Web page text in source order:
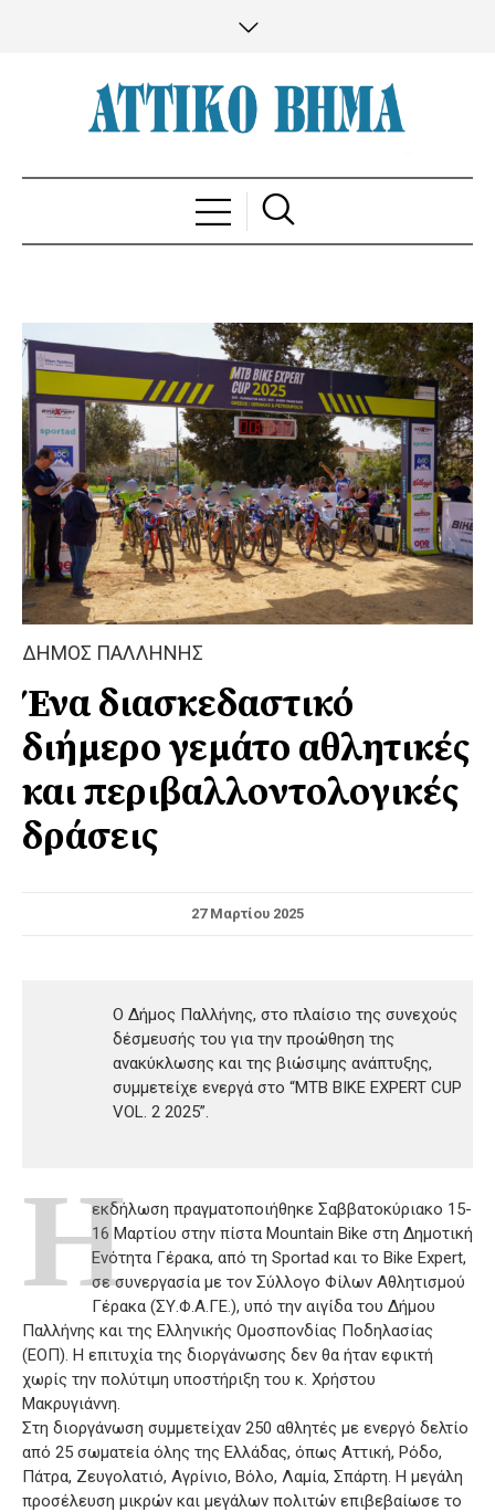
ΔΗΜΟΣ ΠΑΛΛΗΝΗΣ
Ένα διασκεδαστικό
διήμερο γεμάτο αθλητικές
και περιβαλλοντολογικές
δράσεις
27 Μαρτίου 2025
Ο Δήμος Παλλήνης, στο πλαίσιο της συνεχούς
δέσμευσής του για την προώθηση της
ανακύκλωσης και της βιώσιμης ανάπτυξης,
συμμετείχε ενεργά στο “MTB BIKE EXPERT CUP
VOL. 2 2025”.
Ηεκδήλωση πραγματοποιήθηκε Σαββατοκύριακο 15-
16 Μαρτίου στην πίστα Mountain Bike στη Δημοτική
Ενότητα Γέρακα, από τη Sportad και το Bike Expert,
σε συνεργασία με τον Σύλλογο Φίλων Αθλητισμού
Γέρακα (ΣΥ.Φ.Α.ΓΕ.), υπό την αιγίδα του Δήμου
Παλλήνης και της Ελληνικής Ομοσπονδίας Ποδηλασίας
(ΕΟΠ). Η επιτυχία της διοργάνωσης δεν θα ήταν εφικτή
χωρίς την πολύτιμη υποστήριξη του κ. Χρήστου
Μακρυγιάννη.
Στη διοργάνωση συμμετείχαν 250 αθλητές με ενεργό δελτίο
από 25 σωματεία όλης της Ελλάδας, όπως Αττική, Ρόδο,
Πάτρα, Ζευγολατιό, Αγρίνιο, Βόλο, Λαμία, Σπάρτη. Η μεγάλη
προσέλευση μικρών και μεγάλων πολιτών επιβεβαίωσε το